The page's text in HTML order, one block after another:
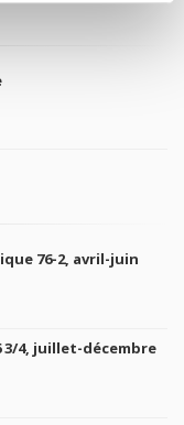
76-2, avril-juin
3/4, juillet-décembre